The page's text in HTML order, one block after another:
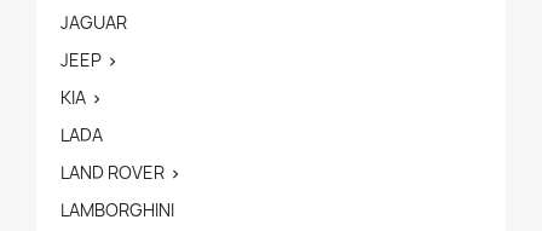
JAGUAR
JEEP 
KIA 
LADA
LAND ROVER 
LAMBORGHINI